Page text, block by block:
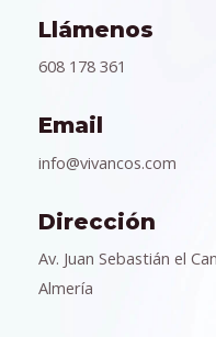
Llámenos
608 178 361
Email
info@vivancos.com
Dirección
Av. Juan Sebastián el
Almería